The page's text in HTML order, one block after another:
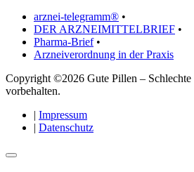
arznei-telegramm® •
DER ARZNEIMITTELBRIEF •
Pharma-Brief•
Arzneiverordnung in der Praxis
Copyright ©2026 Gute Pillen –
vorbehalten.
| Impressum
| Datenschutz